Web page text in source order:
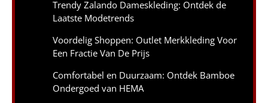
Trendy Zalando Dameskleding: Ontdek de
Laatste Modetrends
Voordelig Shoppen: Outlet Merkkleding Voor
Een Fractie Van De Prijs
Comfortabel en Duurzaam: Ontdek Bamboe
Ondergoed van HEMA